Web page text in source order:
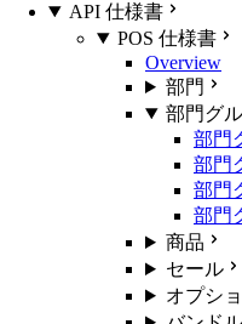
API 仕様書
POS 仕様書
Overview
部門
部門グ
部門
部門
部門
部門
商品
セール
オプシ